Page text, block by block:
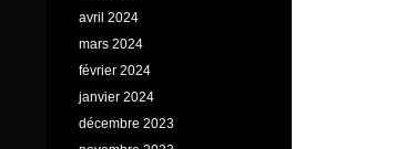
avril 2024
mars 2024
février 2024
janvier 2024
décembre 2023